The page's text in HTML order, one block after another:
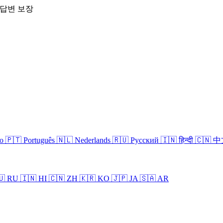
변 보장
🇵🇹 Português 🇳🇱 Nederlands 🇷🇺 Русский 🇮🇳 हिन्दी 🇨🇳 中
RU 🇮🇳 HI 🇨🇳 ZH 🇰🇷 KO 🇯🇵 JA 🇸🇦 AR